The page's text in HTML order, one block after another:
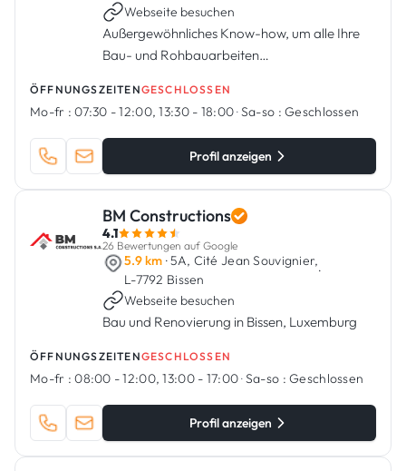
Webseite besuchen
Außergewöhnliches Know-how, um alle Ihre
Bau- und Rohbauarbeiten
Unternehmen, das 2010 gegründet wurde und
sich auf Bau- und Rohbauarbeiten
spezialisiert h...
ÖFFNUNGSZEITENGESCHLOSSEN
Mo-fr : 07:30 - 12:00, 13:30 - 18:00·Sa-so : Geschlossen
Profil anzeigen
BM Constructions
4.1
26 Bewertungen auf Google
5.9 km · 5A, Cité Jean Souvignier,
L-7792 Bissen
·
Webseite besuchen
Bau und Renovierung in Bissen, Luxemburg
ÖFFNUNGSZEITENGESCHLOSSEN
Mo-fr : 08:00 - 12:00, 13:00 - 17:00·Sa-so : Geschlossen
Profil anzeigen